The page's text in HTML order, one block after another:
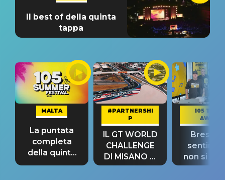
Il best of della quinta
tappa
MALTA
La puntata
completa
della quinta
tappa
#PARTNERSHI
P
IL GT WORLD
CHALLENGE
DI MISANO si
riconferma
105 TAKE
AWAY
Bresh:
non si
fino alla